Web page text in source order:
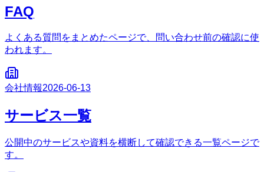
FAQ
よくある質問をまとめたページで、問い合わせ前の確認に使
われます。
会社情報2026-06-13
サービス一覧
公開中のサービスや資料を横断して確認できる一覧ページで
す。